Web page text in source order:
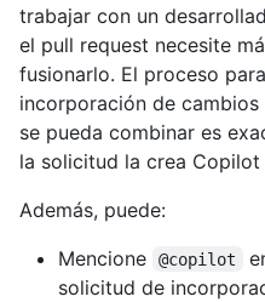
trabajar con un
el pull request necesite
fusionarlo. El proceso
incorporación de
se pueda combinar es
la solicitud la crea
Además, puede:
Mencione
@copilot
solicitud de